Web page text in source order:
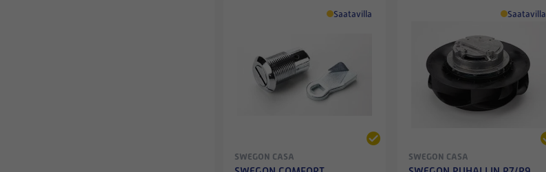
Saatavilla
SWEGON CASA
Saatavilla
SWEGON CASA